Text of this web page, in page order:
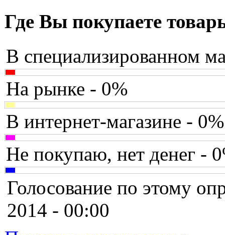
Asus(171)
Barnes&noble
Brain
Brava
Canyon
Cbr
Chicony
Codegen
Cooler master
Cube
Где Вы покупаете
В специализированном
На рынке - 0%
В интернет-магазине - 0%
Не покупаю, нет денег -
Голосование по этому
2014 - 00:00